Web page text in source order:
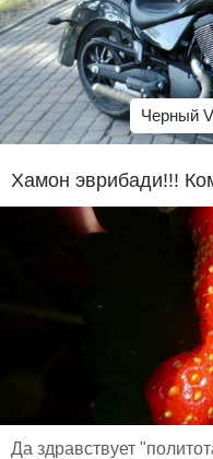
Черный
Хамон эврибади!!!
Да здравствует